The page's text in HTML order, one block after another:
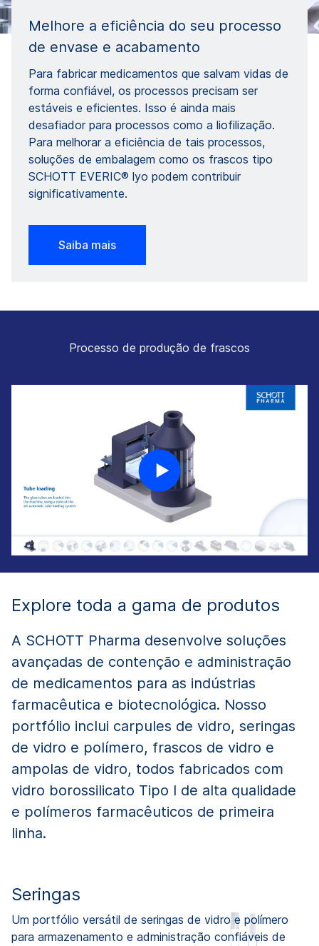
Melhore a eficiência do seu processo
de envase e acabamento
Para fabricar medicamentos que salvam vidas de
forma confiável, os processos precisam ser
estáveis e eficientes. Isso é ainda mais
desafiador para processos como a liofilização.
Para melhorar a eficiência de tais processos,
soluções de embalagem como os frascos tipo
SCHOTT EVERIC® lyo podem contribuir
significativamente.
Saiba mais
Processo de produção de frascos
Explore toda a gama de produtos
A SCHOTT Pharma desenvolve soluções
avançadas de contenção e administração
de medicamentos para as indústrias
farmacêutica e biotecnológica. Nosso
portfólio inclui carpules de vidro, seringas
de vidro e polímero, frascos de vidro e
ampolas de vidro, todos fabricados com
vidro borossilicato Tipo I de alta qualidade
e polímeros farmacêuticos de primeira
linha.
Seringas
Um portfólio versátil de seringas de vidro e polímero
para armazenamento e administração confiáveis ​​de